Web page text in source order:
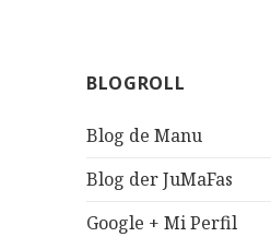
BLOGROLL
Blog de Manu
Blog der JuMaFas
Google + Mi Perfil